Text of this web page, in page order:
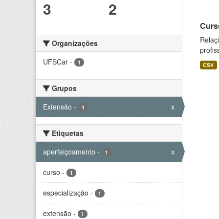
3 2
Organizações
UFSCar - 1
Grupos
Extensão - 1 x
Etiquetas
aperfeiçoamento - 1 x
curso - 1
especialização - 1
extensão - 1
CSV